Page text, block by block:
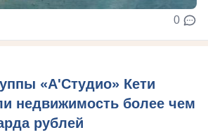
0
«А'Студио» Кети
недвижимость более чем
рублей